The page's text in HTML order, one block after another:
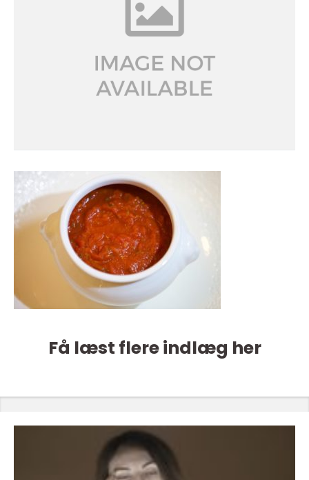
Få læst flere indlæg her